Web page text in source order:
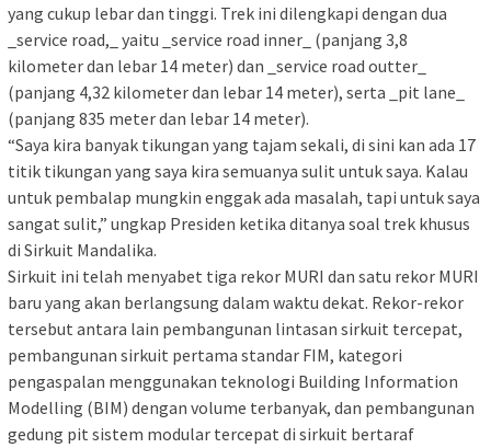
yang cukup lebar dan tinggi. Trek ini dilengkapi dengan dua
_service road,_ yaitu _service road inner_ (panjang 3,8
kilometer dan lebar 14 meter) dan _service road outter_
(panjang 4,32 kilometer dan lebar 14 meter), serta _pit lane_
(panjang 835 meter dan lebar 14 meter).
“Saya kira banyak tikungan yang tajam sekali, di sini kan ada 17
titik tikungan yang saya kira semuanya sulit untuk saya. Kalau
untuk pembalap mungkin enggak ada masalah, tapi untuk saya
sangat sulit,” ungkap Presiden ketika ditanya soal trek khusus
di Sirkuit Mandalika.
Sirkuit ini telah menyabet tiga rekor MURI dan satu rekor MURI
baru yang akan berlangsung dalam waktu dekat. Rekor-rekor
tersebut antara lain pembangunan lintasan sirkuit tercepat,
pembangunan sirkuit pertama standar FIM, kategori
pengaspalan menggunakan teknologi Building Information
Modelling (BIM) dengan volume terbanyak, dan pembangunan
gedung pit sistem modular tercepat di sirkuit bertaraf